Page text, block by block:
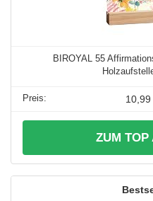
BIROYAL 55
10,99
ZUM TOP